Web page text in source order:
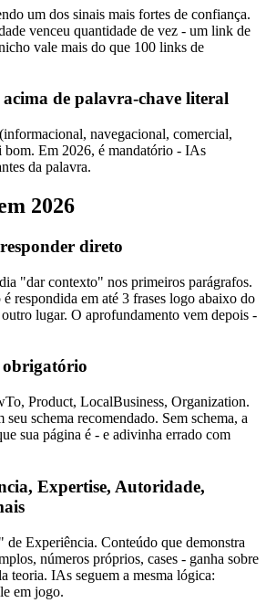
um dos sinais mais fortes de confiança.
venceu quantidade de vez - um link de
vale mais do que 100 links de
acima de palavra-chave literal
navegacional, comercial,
bom. Em 2026, é mandatório - IAs
da palavra.
2026
direto
"dar contexto" nos primeiros parágrafos.
respondida em até 3 frases logo abaixo do
lugar. O aprofundamento vem depois -
obrigatório
Product, LocalBusiness, Organization.
schema recomendado. Sem schema, a
sua página é - e adivinha errado com
Expertise, Autoridade,
Experiência. Conteúdo que demonstra
números próprios, cases - ganha sobre
teoria. IAs seguem a mesma lógica:
em jogo.